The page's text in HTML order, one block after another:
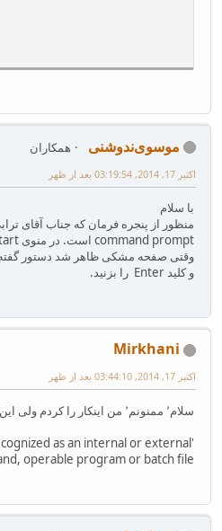
موسوی‌ندوشنی
همکاران
اکتبر 17, 2014, 03:19:54 بعد از ظهر
با سلام
وقتی صفحه مشکی ظاهر شد دستور گفته
و کلید Enter را بزنید.
Mirkhani
اکتبر 17, 2014, 03:44:10 بعد از ظهر
سلام٬ ممنونم٬ من اینکار را کردم ولی این میاد
as an internal or external
operable program or batch file